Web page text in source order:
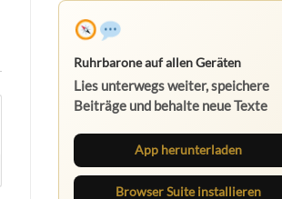
Ruhrbarone auf allen Geräten
Lies unterwegs weiter, speichere
Beiträge und behalte neue Texte
App herunterladen
Browser Suite installieren